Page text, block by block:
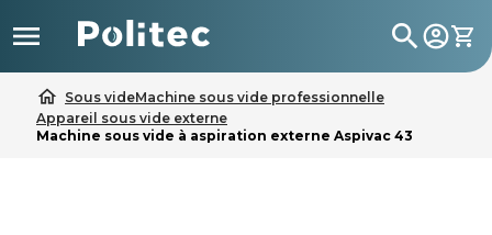
 search
home Sous videMachine sous vide professionnelle
Appareil sous vide externe
Machine sous vide à aspiration externe Aspivac 43